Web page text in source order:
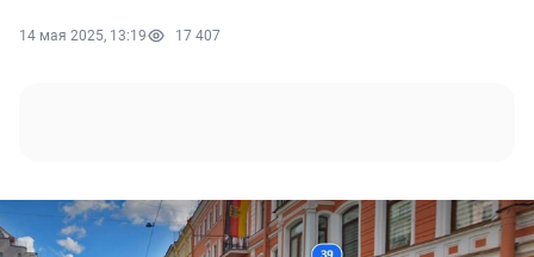
14 мая 2025, 13:19 17 407